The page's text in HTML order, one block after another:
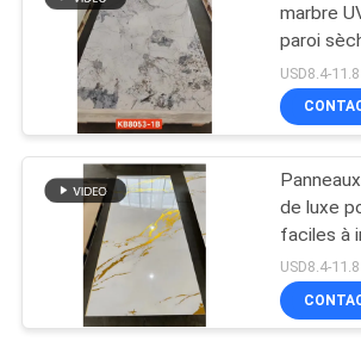
Panneaux de
décoratifs
marbre
paroi
de luxe
faciles à
moderne
marbre